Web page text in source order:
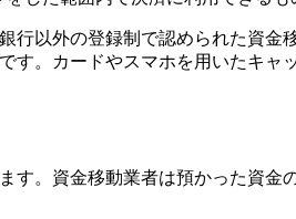
以外の登録制で認められた資金
。カードやスマホを用いたキャ
。資金移動業者は預かった資金